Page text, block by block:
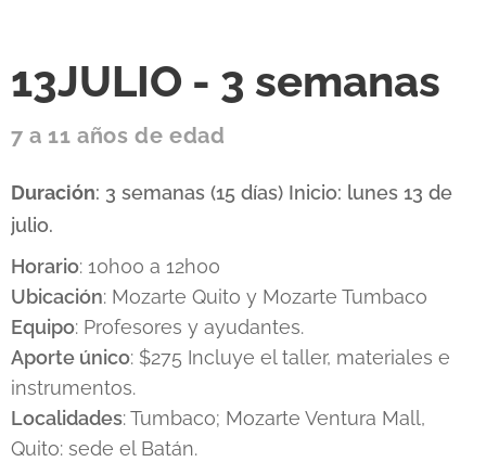
13JULIO - 3 semanas
7 a 11 años de edad
Duración: 3 semanas (15 días) Inicio: lunes 13 de
julio.
Horario: 10h00 a 12h00
Ubicación: Mozarte Quito y Mozarte Tumbaco
Equipo: Profesores y ayudantes.
Aporte único: $275 Incluye el taller, materiales e
instrumentos.
Localidades: Tumbaco; Mozarte Ventura Mall,
Quito: sede el Batán.